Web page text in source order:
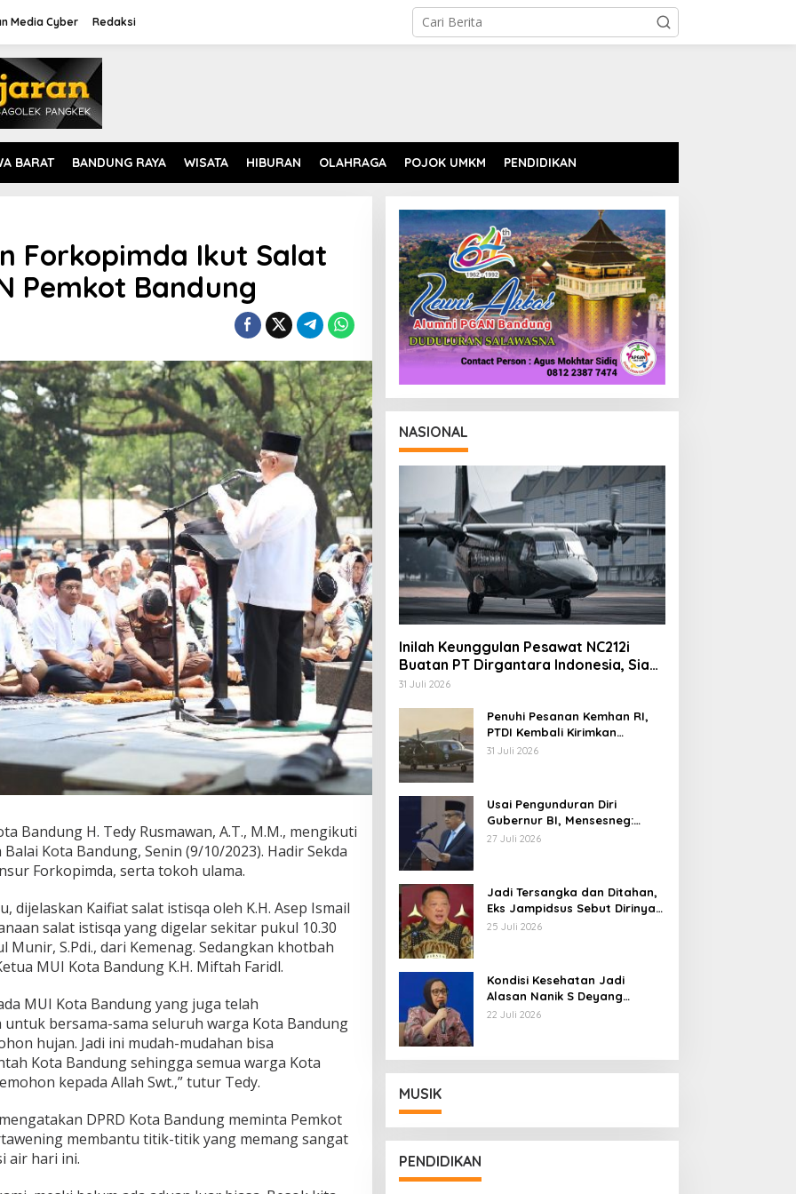
Media Cyber Redaksi
BARAT BANDUNG RAYA WISATA HIBURAN OLAHRAGA POJOK UMKM PENDIDIKAN
Forkopimda Ikut Salat
Pemkot Bandung
Bandung H. Tedy Rusmawan, A.T., M.M., mengikuti
Kota Bandung, Senin (9/10/2023). Hadir Sekda
Forkopimda, serta tokoh ulama.
dijelaskan Kaifiat salat istisqa oleh K.H. Asep Ismail
salat istisqa yang digelar sekitar pukul 10.30
Munir, S.Pdi., dari Kemenag. Sedangkan khotbah
MUI Kota Bandung K.H. Miftah Faridl.
MUI Kota Bandung yang juga telah
bersama-sama seluruh warga Kota Bandung
hujan. Jadi ini mudah-mudahan bisa
Kota Bandung sehingga semua warga Kota
kepada Allah Swt.,” tutur Tedy.
DPRD Kota Bandung meminta Pemkot
membantu titik-titik yang memang sangat
air hari ini.
NASIONAL
Inilah Keunggulan Pesawat NC212i
Buatan PT Dirgantara Indonesia, Siap
Dukung Berbagai Operasi TNI
31 Juli 2026
Penuhi Pesanan Kemhan RI,
PTDI Kembali Kirimkan
Pesawat NC212i ke Pangkalan
31 Juli 2026
Usai Pengunduran Diri
Gubernur BI, Mensesneg:
Segera Terbit Keppres
27 Juli 2026
Jadi Tersangka dan Ditahan,
Eks Jampidsus Sebut Dirinya
Korban Kriminalisasi
25 Juli 2026
Kondisi Kesehatan Jadi
Alasan Nanik S Deyang
Mundur dari BGN, Prabowo
22 Juli 2026
MUSIK
PENDIDIKAN